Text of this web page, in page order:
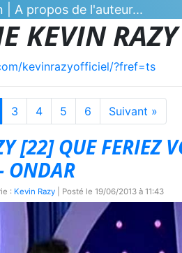
A propos de l'auteur...
KEVIN RAZY
kevinrazyofficiel/?fref=ts
3 4 5 6 Suivant »
[22] QUE FERIEZ
ONDAR
: Kevin Razy | Posté le 19/06/2013 à 11:43